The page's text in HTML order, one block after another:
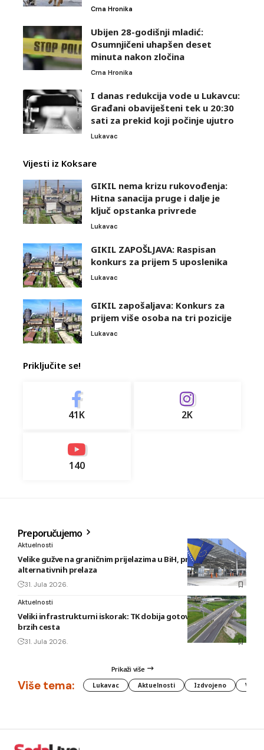
Crna Hronika
Ubijen 28-godišnji mladić:
Osumnjičeni uhapšen deset
minuta nakon zločina
Crna Hronika
I danas redukcija vode u Lukavcu:
Građani obaviješteni tek u 20:30
sati za prekid koji počinje ujutro
Lukavac
Vijesti iz Koksare
GIKIL nema krizu rukovođenja:
Hitna sanacija pruge i dalje je
ključ opstanka privrede
Lukavac
GIKIL ZAPOŠLJAVA: Raspisan
konkurs za prijem 5 uposlenika
Lukavac
GIKIL zapošaljava: Konkurs za
prijem više osoba na tri pozicije
Lukavac
Priključite se!
41K 2K
140
Preporučujemo
Aktuelnosti
Velike gužve na graničnim prijelazima u BiH, preporuka
alternativnih prelaza
31. Jula 2026.
Aktuelnosti
Veliki infrastrukturni iskorak: TK dobija gotovo 80 kilometara
brzih cesta
31. Jula 2026.
Prikaži više
Više tema: Lukavac Aktuelnosti Izdvojeno